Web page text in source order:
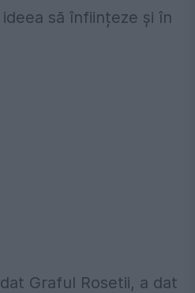
să înființeze și în
Graful Rosetii, a dat